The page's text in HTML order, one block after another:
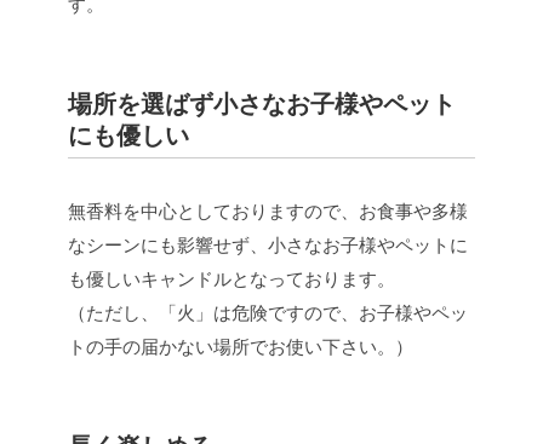
す。
場所を選ばず小さなお子様やペット
にも優しい
無香料を中心としておりますので、お食事や多様
なシーンにも影響せず、小さなお子様やペットに
も優しいキャンドルとなっております。
（ただし、「火」は危険ですので、お子様やペッ
トの手の届かない場所でお使い下さい。）